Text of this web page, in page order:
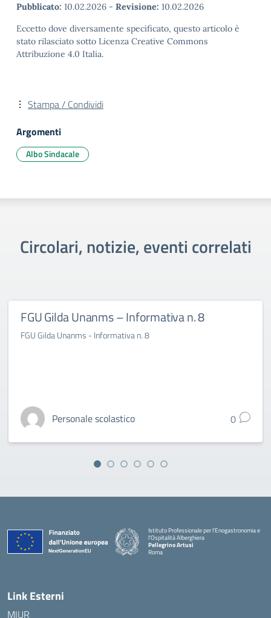
Pubblicato: 10.02.2026 - Revisione: 10.02.2026
Eccetto dove diversamente specificato, questo articolo è
stato rilasciato sotto Licenza Creative Commons
Attribuzione 4.0 Italia.
Stampa / Condividi
Argomenti
Albo Sindacale
Circolari, notizie, eventi correlati
FGU Gilda Unanms – Informativa n. 8
FGU Gilda Unanms - Informativa n. 8
Personale scolastico 0
Istituto Professionale per l'Enogastronomia e
l'Ospitalità Alberghiera
Pellegrino Artusi
Roma
Link Esterni
MIUR